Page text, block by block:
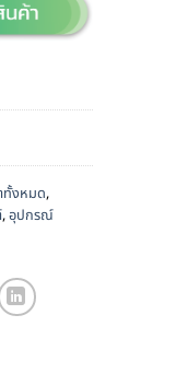
ทั้งหมด,
,อุปกรณ์